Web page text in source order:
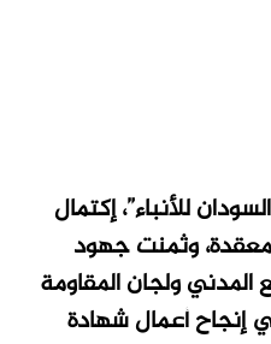
للأنباء”، إكتمال
وثمنت جهود
ولجان المقاومة
إنجاح أعمال شهادة